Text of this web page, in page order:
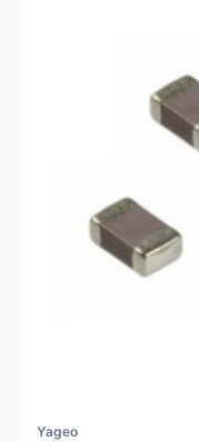
Yageo